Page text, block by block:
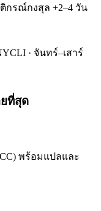
กรณ์กงสุล +2–4 วัน
· จันทร์–เสาร์
ที่สุด
พร้อมแปลและ